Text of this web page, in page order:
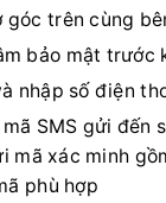
góc trên cùng
bảo mật trước
nhập số điện
SMS gửi đến
mã xác minh
phù hợp